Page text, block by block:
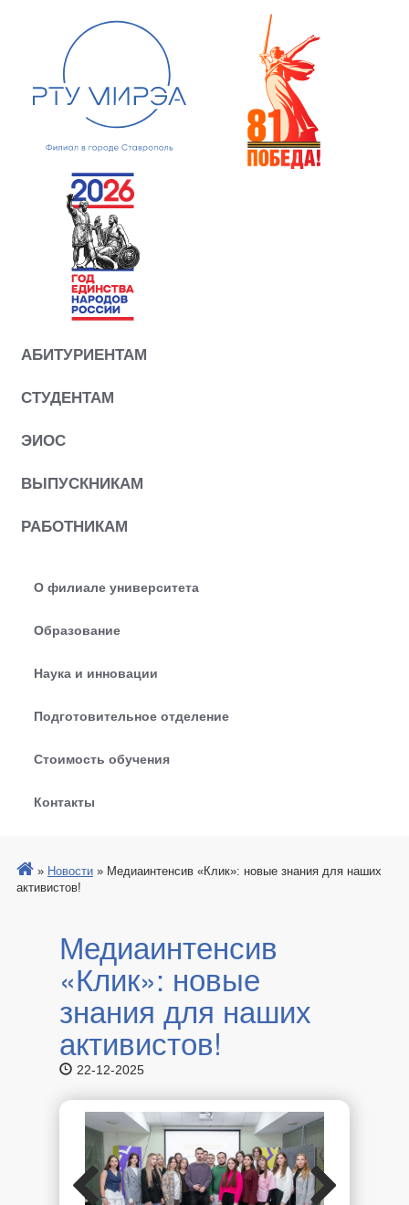
АБИТУРИЕНТАМ
СТУДЕНТАМ
ЭИОС
ВЫПУСКНИКАМ
РАБОТНИКАМ
О филиале университета
Образование
Наука и инновации
Подготовительное отделение
Стоимость обучения
Контакты
» Новости » Медиаинтенсив «Клик»: новые знания для наших
активистов!
Медиаинтенсив
«Клик»: новые
знания для наших
активистов!
22-12-2025